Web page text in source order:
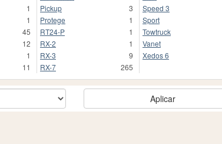
1
1
45
12
1
11
Pickup
3
Protege
1
RT24-P
1
RX-2
1
RX-3
9
RX-7
265
Speed 3
Sport
Towtruck
Vanet
Xedos 6
Aplicar